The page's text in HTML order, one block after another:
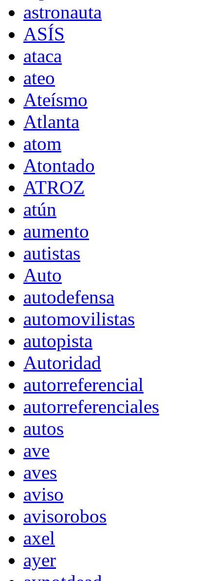
astronauta
ASÍS
ataca
ateo
Ateísmo
Atlanta
atom
Atontado
ATROZ
atún
aumento
autistas
Auto
autodefensa
automovilistas
autopista
Autoridad
autorreferencial
autorreferenciales
autos
ave
aves
aviso
avisorobos
axel
ayer